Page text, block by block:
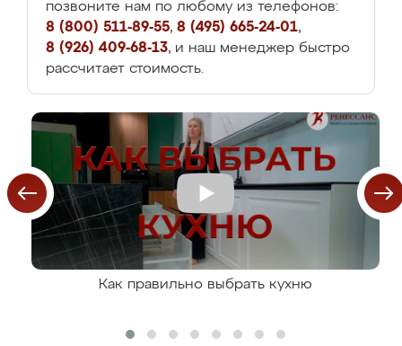
позвоните нам по любому из телефонов:
8 (800) 511-89-55, 8 (495) 665-24-01,
8 (926) 409-68-13, и наш менеджер быстро
рассчитает стоимость.
Как правильно выбрать кухню